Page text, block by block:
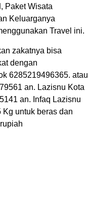
Paket Wisata
Keluarganya
Travel ini.
zakatnya bisa
dengan
6285219496365. atau
an. Lazisnu Kota
an. Infaq Lazisnu
Kg untuk beras dan